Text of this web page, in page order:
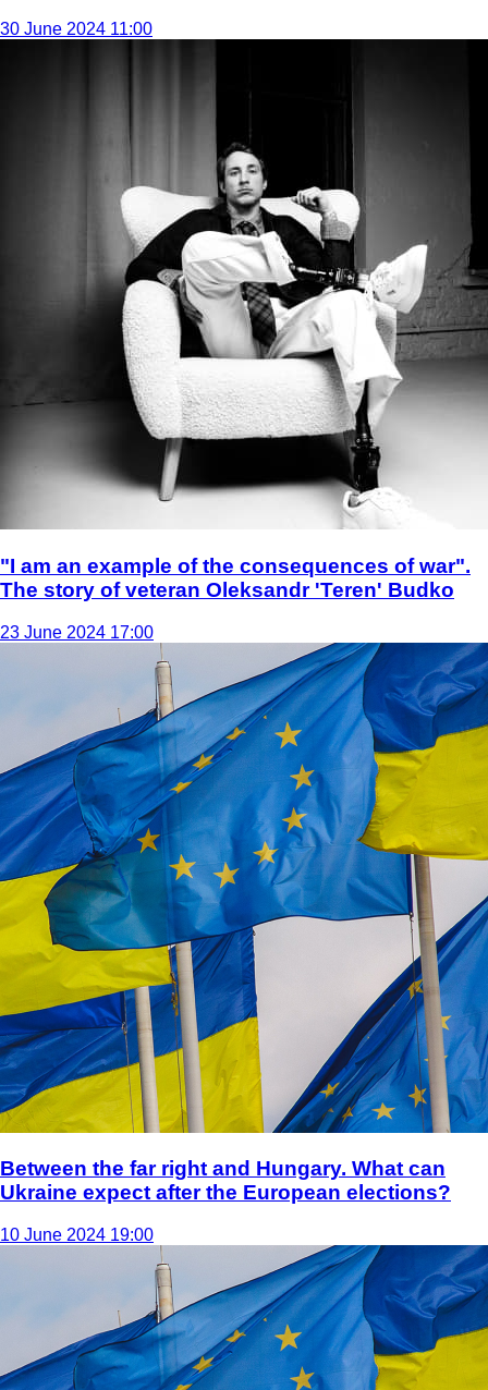
30 June 2024 11:00
"I am an example of the consequences of war".
The story of veteran Oleksandr 'Teren' Budko
23 June 2024 17:00
Between the far right and Hungary. What can
Ukraine expect after the European elections?
10 June 2024 19:00